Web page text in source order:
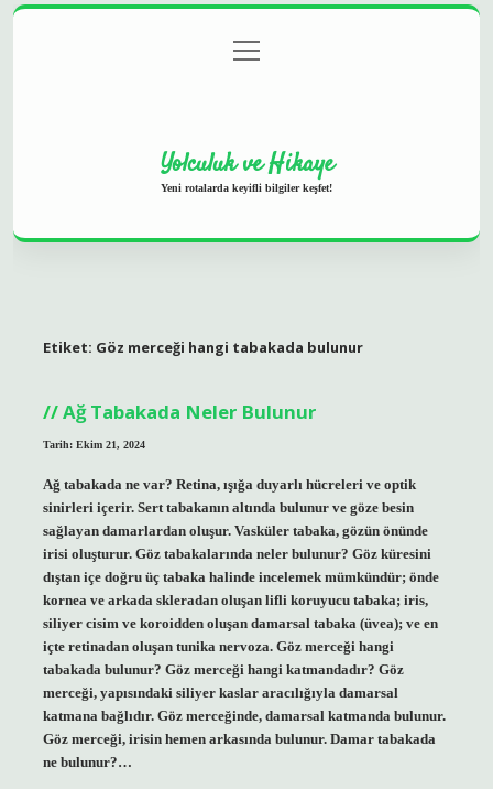
Gizlilik Politikası
menüyü
aç
Yolculuk ve Hikaye
Yeni rotalarda keyifli bilgiler keşfet!
Etiket: Göz merceği hangi tabakada bulunur
Ağ Tabakada Neler Bulunur
Tarih: Ekim 21, 2024
Ağ tabakada ne var? Retina, ışığa duyarlı hücreleri ve optik
sinirleri içerir. Sert tabakanın altında bulunur ve göze besin
sağlayan damarlardan oluşur. Vasküler tabaka, gözün önünde
irisi oluşturur. Göz tabakalarında neler bulunur? Göz küresini
dıştan içe doğru üç tabaka halinde incelemek mümkündür; önde
kornea ve arkada skleradan oluşan lifli koruyucu tabaka; iris,
siliyer cisim ve koroidden oluşan damarsal tabaka (üvea); ve en
içte retinadan oluşan tunika nervoza. Göz merceği hangi
tabakada bulunur? Göz merceği hangi katmandadır? Göz
merceği, yapısındaki siliyer kaslar aracılığıyla damarsal
katmana bağlıdır. Göz merceğinde, damarsal katmanda bulunur.
Göz merceği, irisin hemen arkasında bulunur. Damar tabakada
ne bulunur?…